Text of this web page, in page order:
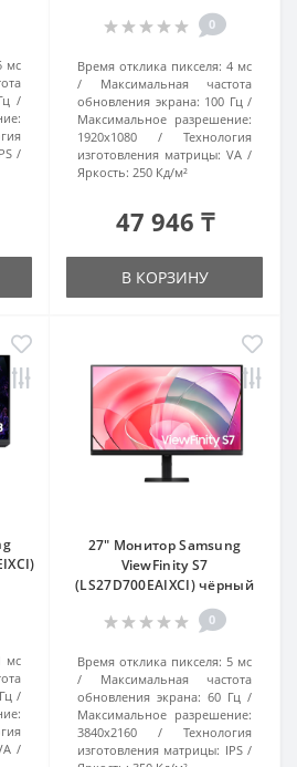
мс
0
Время отклика пикселя: 4 мс
Максимальная частота
обновления экрана: 100 Гц
Максимальное разрешение:
1920x1080
Технология
изготовления матрицы: VA
Яркость: 250 Кд/м²
47 946 ₸
В КОРЗИНУ
мс
27" Монитор Samsung
ViewFinity S7
(LS27D700EAIXCI) чёрный
0
Время отклика пикселя: 5 мс
Максимальная частота
обновления экрана: 60 Гц
Максимальное разрешение:
3840x2160
Технология
изготовления матрицы: IPS